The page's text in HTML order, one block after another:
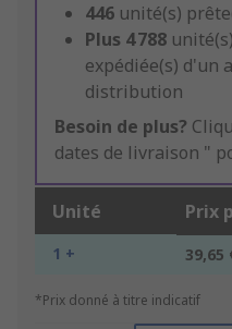
446 unité(s)
Plus 4 788
expédiée(s) d'un
distribution
Besoin de plus?
dates de livraison "
Unité Prix
1 + 39,65
*Prix donné à titre indicatif